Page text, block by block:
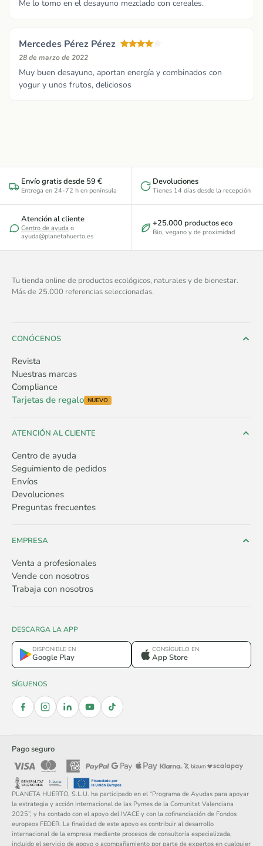
Me lo tomo en el desayuno mezclado con cereales.
Mercedes Pérez Pérez
28 de marzo de 2022
Muy buen desayuno, aportan energía y combinados con
yogur y unos frutos, deliciosos
Envío gratis desde 59 €
Entrega en 24-72 h en península
Devoluciones
Tienes 14 días desde la recepción
Atención al cliente
Centro de ayuda o
ayuda@planetahuerto.es
+25.000 productos eco
Bio, vegano y de proximidad
Tu tienda online de productos ecológicos, naturales y de bienestar.
Más de 25.000 referencias seleccionadas.
CONÓCENOS
Revista
Nuestras marcas
Compliance
Tarjetas de regalo NUEVO
ATENCIÓN AL CLIENTE
Centro de ayuda
Seguimiento de pedidos
Envíos
Devoluciones
Preguntas frecuentes
EMPRESA
Venta a profesionales
Vende con nosotros
Trabaja con nosotros
DESCARGA LA APP
DISPONIBLE EN
Google Play
CONSÍGUELO EN
App Store
SÍGUENOS
Pago seguro
PLANETA HUERTO, S.L.U. ha participado en el “Programa de Ayudas para apoyar
la estrategia y acción internacional de las Pymes de la Comunitat Valenciana
2025”, y ha contado con el apoyo del IVACE y con la cofinanciación de Fondos
europeos FEDER. La finalidad de este apoyo es contribuir al desarrollo
internacional de la empresa mediante procesos de consultoría especializada,
incluido el servicio de apoyo o acompañamiento por parte de expertos en cualquier